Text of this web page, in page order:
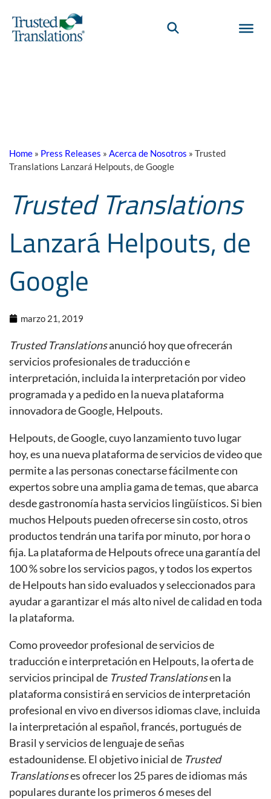
Home » Press Releases » Acerca de Nosotros » Trusted
Translations Lanzará Helpouts, de Google
Trusted Translations
Lanzará Helpouts, de
Google
marzo 21, 2019
Trusted Translationsanunció hoy que ofrecerán
servicios profesionales de traducción e
interpretación, incluida la interpretación por video
programada y a pedido en la nueva plataforma
innovadora de Google, Helpouts.
Helpouts, de Google, cuyo lanzamiento tuvo lugar
hoy, es una nueva plataforma de servicios de video que
permite a las personas conectarse fácilmente con
expertos sobre una amplia gama de temas, que abarca
desde gastronomía hasta servicios lingüísticos. Si bien
muchos Helpouts pueden ofrecerse sin costo, otros
productos tendrán una tarifa por minuto, por hora o
fija. La plataforma de Helpouts ofrece una garantía del
100 % sobre los servicios pagos, y todos los expertos
de Helpouts han sido evaluados y seleccionados para
ayudar a garantizar el más alto nivel de calidad en toda
la plataforma.
Como proveedor profesional de servicios de
traducción e interpretación en Helpouts, la oferta de
servicios principal de Trusted Translationsen la
plataforma consistirá en servicios de interpretación
profesional en vivo en diversos idiomas clave, incluida
la interpretación al español, francés, portugués de
Brasil y servicios de lenguaje de señas
estadounidense. El objetivo inicial de Trusted
Translationses ofrecer los 25 pares de idiomas más
populares durante los primeros 6 meses del